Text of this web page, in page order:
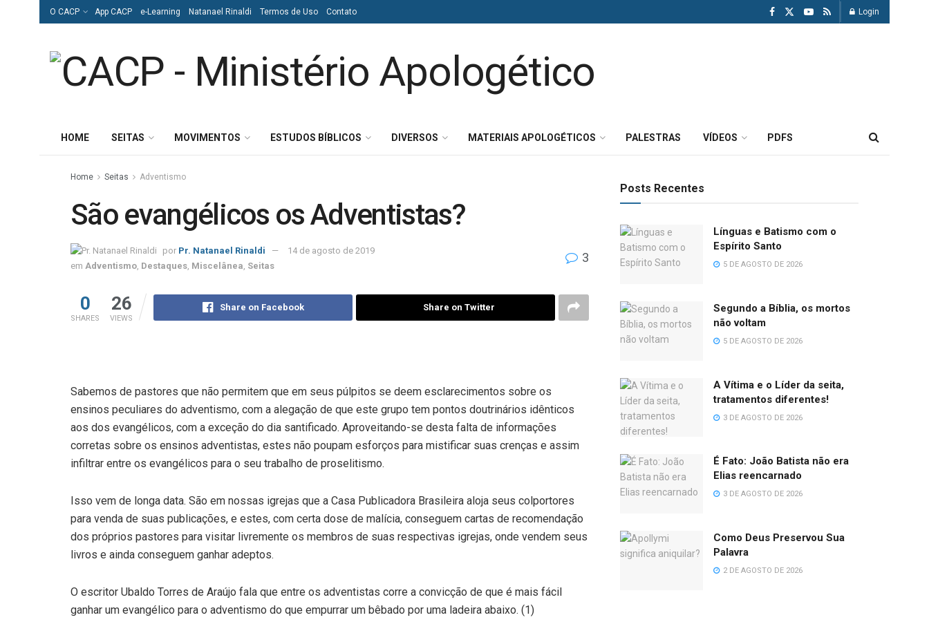
O CACP App CACP e-Learning Natanael Rinaldi Termos de Uso Contato Login
HOME SEITAS MOVIMENTOS ESTUDOS BÍBLICOS DIVERSOS MATERIAIS APOLOGÉTICOS PALESTRAS VÍDEOS PDFS
Home Seitas Adventismo
São evangélicos os Adventistas?
por Pr. Natanael Rinaldi
14 de agosto de 2019
em Adventismo, Destaques, Miscelânea, Seitas
3
0
SHARES
26
VIEWS
Share on Facebook Share on Twitter
Sabemos de pastores que não permitem que em seus púlpitos se deem esclarecimentos sobre os
ensinos peculiares do adventismo, com a alegação de que este grupo tem pontos doutrinários idênticos
aos dos evangélicos, com a exceção do dia santificado. Aproveitando-se desta falta de informações
corretas sobre os ensinos adventistas, estes não poupam esforços para mistificar suas crenças e assim
infiltrar entre os evangélicos para o seu trabalho de proselitismo.
Isso vem de longa data. São em nossas igrejas que a Casa Publicadora Brasileira aloja seus colportores
para venda de suas publicações, e estes, com certa dose de malícia, conseguem cartas de recomendação
dos próprios pastores para visitar livremente os membros de suas respectivas igrejas, onde vendem seus
livros e ainda conseguem ganhar adeptos.
O escritor Ubaldo Torres de Araújo fala que entre os adventistas corre a convicção de que é mais fácil
ganhar um evangélico para o adventismo do que empurrar um bêbado por uma ladeira abaixo. (1)
Posts Recentes
Línguas e Batismo com o
Espírito Santo
5 DE AGOSTO DE 2026
Segundo a Bíblia, os mortos
não voltam
5 DE AGOSTO DE 2026
A Vítima e o Líder da seita,
tratamentos diferentes!
3 DE AGOSTO DE 2026
É Fato: João Batista não era
Elias reencarnado
3 DE AGOSTO DE 2026
Como Deus Preservou Sua
Palavra
2 DE AGOSTO DE 2026